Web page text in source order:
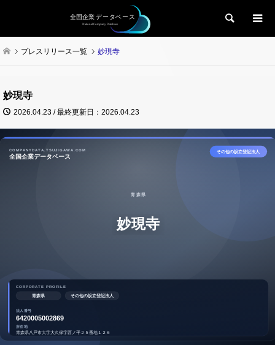
検索
プレスリリース一覧 妙現寺
妙現寺
2026.04.23 / 最終更新日：2026.04.23